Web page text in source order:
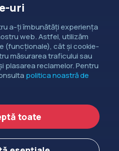
în contact cu
relații comerciale?
NE
DEV SRL2006-2026.
Politica de confidențialitate
uri
a-ți îmbunătăți experiența
web. Astfel, utilizăm
(funcționale), cât și cookie-
măsurarea traficului sau
plasarea reclamelor. Pentru
politica noastră de
toate